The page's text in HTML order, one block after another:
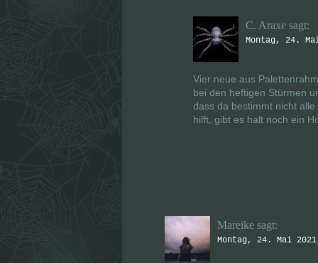
) C. Araxe sagt:
Montag, 24.
Vier neue aus
bei den heftigen Stürmen
dass da bestimmt nicht
hilft, gibt es halt noch ein
Mareike sagt:
Montag, 24. Mai